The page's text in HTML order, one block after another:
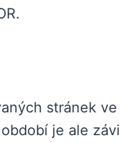
stránek
je ale